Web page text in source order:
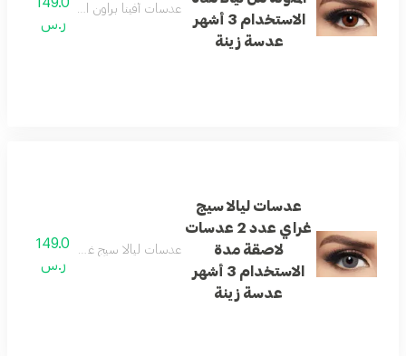
الاستخدام 3 أشهر
عدسة زينة
عدسات أفينا براون الملونة من ليالا مدة
ر.س
عدسات ليالا سيج
غراي عدد 2 عدسات
لاصقة مدة
الاستخدام 3 أشهر
عدسة زينة
عدسات ليالا سيج غراي عدد 2 عدسات لاصقة مدة الاستخدام 3 أشهر عدسة زينة
149.0
ر.س